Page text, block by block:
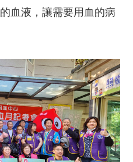
血液，讓需要用血的病